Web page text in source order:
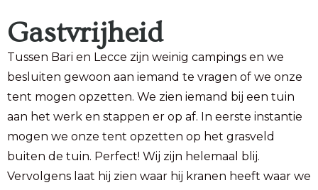
Gastvrijheid
Tussen Bari en Lecce zijn weinig campings en we
besluiten gewoon aan iemand te vragen of we onze
tent mogen opzetten. We zien iemand bij een tuin
aan het werk en stappen er op af. In eerste instantie
mogen we onze tent opzetten op het grasveld
buiten de tuin. Perfect! Wij zijn helemaal blij.
Vervolgens laat hij zien waar hij kranen heeft waar we